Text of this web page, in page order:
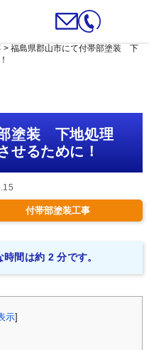
> 福島県郡山市にて付帯部塗装 下
塗装 下地処理
せるために！
付帯部塗装工事
間は約 2 分です。
示